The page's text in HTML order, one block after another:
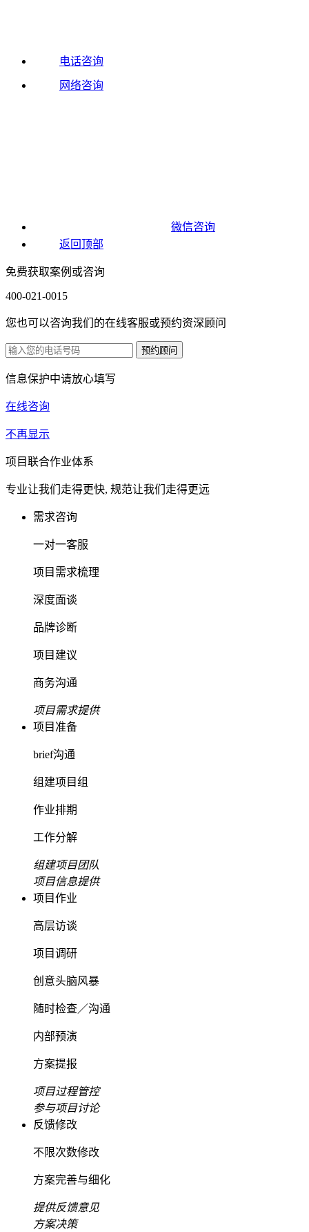
电话咨询
网络咨询
微信咨询
返回顶部
免费获取案例或咨询
400-021-0015
您也可以咨询我们的在线客服或预约资深顾问
信息保护中请放心填写
在线咨询
不再显示
项目联合作业体系
专业让我们走得更快, 规范让我们走得更远
需求咨询
一对一客服
项目需求梳理
深度面谈
品牌诊断
项目建议
商务沟通
项目需求提供
项目准备
brief沟通
组建项目组
作业排期
工作分解
组建项目团队
项目信息提供
项目作业
高层访谈
项目调研
创意头脑风暴
随时检查／沟通
内部预演
方案提报
项目过程管控
参与项目讨论
反馈修改
不限次数修改
方案完善与细化
提供反馈意见
方案决策